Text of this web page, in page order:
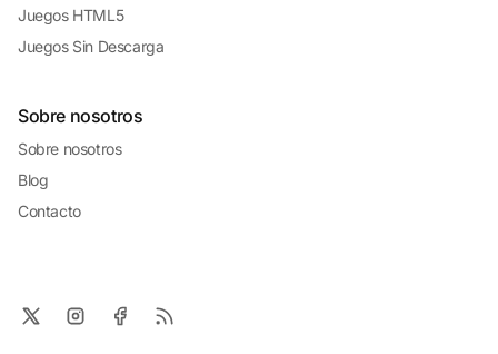
Juegos HTML5
Juegos Sin Descarga
Sobre nosotros
Sobre nosotros
Blog
Contacto